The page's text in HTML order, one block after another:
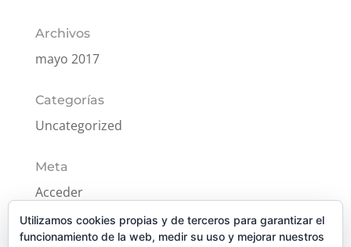
Archivos
mayo 2017
Categorías
Uncategorized
Meta
Acceder
Feed de entradas
Feed de comentarios
Utilizamos cookies propias y de terceros para garantizar el
funcionamiento de la web, medir su uso y mejorar nuestros